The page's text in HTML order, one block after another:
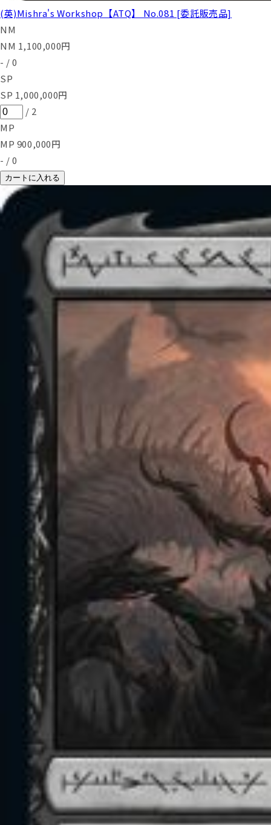
(英)Mishra's Workshop【ATQ】 No.081 [委託販売品]
NM
NM 1,100,000円
- / 0
SP
SP 1,000,000円
/ 2
MP
MP 900,000円
- / 0
カートに入れる